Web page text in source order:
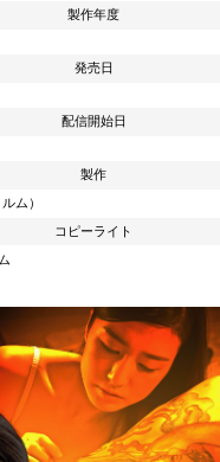
製作年度
発売日
配信開始日
製作
ム）
コピーライト